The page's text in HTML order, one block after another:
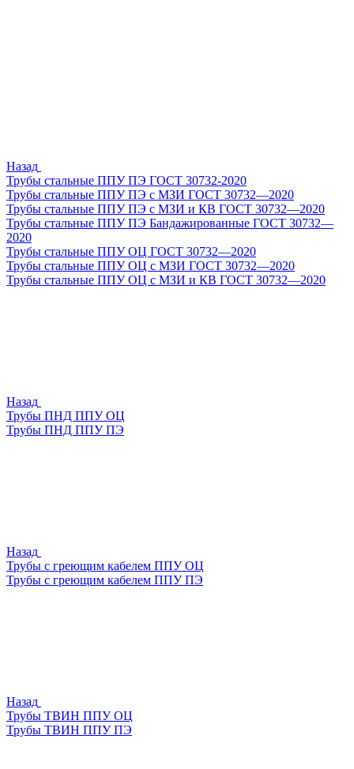
Назад
Трубы стальные ППУ ПЭ ГОСТ 30732-2020
Трубы стальные ППУ ПЭ с МЗИ ГОСТ 30732—2020
Трубы стальные ППУ ПЭ с МЗИ и КВ ГОСТ 30732—2020
Трубы стальные ППУ ПЭ Бандажированные ГОСТ 30732—
2020
Трубы стальные ППУ ОЦ ГОСТ 30732—2020
Трубы стальные ППУ ОЦ с МЗИ ГОСТ 30732—2020
Трубы стальные ППУ ОЦ с МЗИ и КВ ГОСТ 30732—2020
Назад
Трубы ПНД ППУ ОЦ
Трубы ПНД ППУ ПЭ
Назад
Трубы с греющим кабелем ППУ ОЦ
Трубы с греющим кабелем ППУ ПЭ
Назад
Трубы ТВИН ППУ ОЦ
Трубы ТВИН ППУ ПЭ